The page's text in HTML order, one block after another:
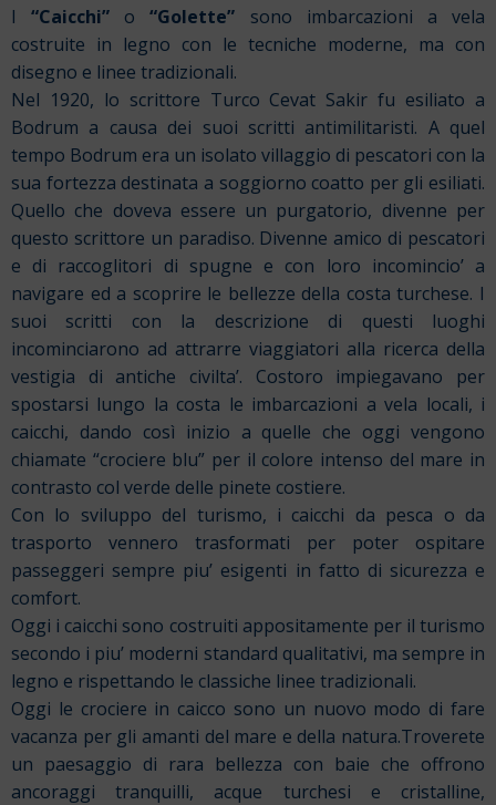
I“Caicchi” o “Golette” sono imbarcazioni a vela
costruite in legno con le tecniche moderne, ma con
disegno e linee tradizionali.
Nel 1920, lo scrittore Turco Cevat Sakir fu esiliato a
Bodrum a causa dei suoi scritti antimilitaristi. A quel
tempo Bodrum era un isolato villaggio di pescatori con la
sua fortezza destinata a soggiorno coatto per gli esiliati.
Quello che doveva essere un purgatorio, divenne per
questo scrittore un paradiso. Divenne amico di pescatori
e di raccoglitori di spugne e con loro incomincio’ a
navigare ed a scoprire le bellezze della costa turchese. I
suoi scritti con la descrizione di questi luoghi
incominciarono ad attrarre viaggiatori alla ricerca della
vestigia di antiche civilta’. Costoro impiegavano per
spostarsi lungo la costa le imbarcazioni a vela locali, i
caicchi, dando così inizio a quelle che oggi vengono
chiamate “crociere blu” per il colore intenso del mare in
contrasto col verde delle pinete costiere.
Con lo sviluppo del turismo, i caicchi da pesca o da
trasporto vennero trasformati per poter ospitare
passeggeri sempre piu’ esigenti in fatto di sicurezza e
comfort.
Oggi i caicchi sono costruiti appositamente per il turismo
secondo i piu’ moderni standard qualitativi, ma sempre in
legno e rispettando le classiche linee tradizionali.
Oggi le crociere in caicco sono un nuovo modo di fare
vacanza per gli amanti del mare e della natura.Troverete
un paesaggio di rara bellezza con baie che offrono
ancoraggi tranquilli, acque turchesi e cristalline,